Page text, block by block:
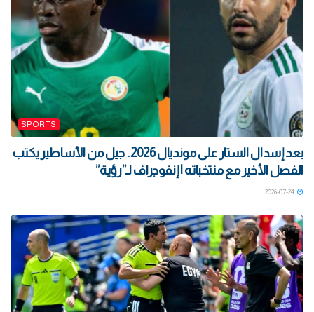
SPORTS
بعد إسدال الستار على مونديال 2026.. جيل من الأساطير يكتب
الفصل الأخير مع منتخباته | إنفوجراف لـ”رؤية”